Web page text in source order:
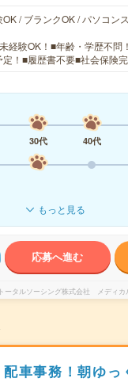
/ ブランクOK / パソコン
経験OK！■年齢・学歴不問
定！■履歴書不要■社会保険
30代 40代
もっと見る
応募へ進む
ータルソーシング株式会社 メディカ
車事務！朝ゆっ